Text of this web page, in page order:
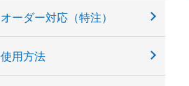
オーダー対応（特注）
使用方法